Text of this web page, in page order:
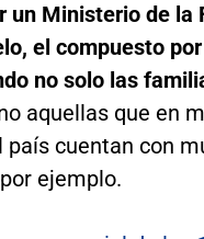
un Ministerio de la
el compuesto
no solo las
aquellas que en
país cuentan con
ejemplo.